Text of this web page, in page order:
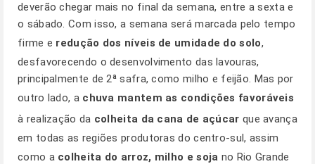
deverão chegar mais no final da semana, entre a sexta e
o sábado. Com isso, a semana será marcada pelo tempo
firme e redução dos níveis de umidade do solo,
desfavorecendo o desenvolvimento das lavouras,
principalmente de 2ª safra, como milho e feijão. Mas por
outro lado, achuva mantem as condições favoráveis
à realização da colheita da cana de açúcar que avança
em todas as regiões produtoras do centro-sul, assim
como a colheita do arroz, milho e soja no Rio Grande